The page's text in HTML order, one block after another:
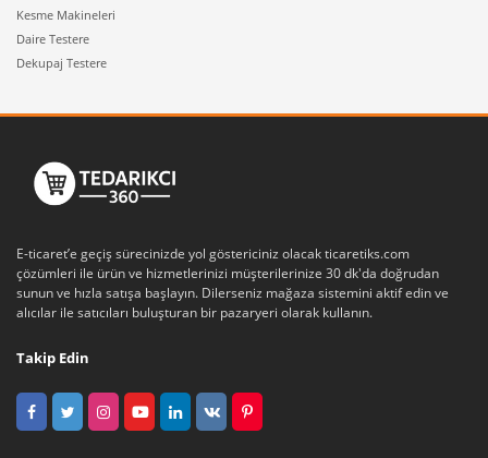
Kesme Makineleri
Daire Testere
Dekupaj Testere
E-ticaret’e geçiş sürecinizde yol göstericiniz olacak ticaretiks.com
çözümleri ile ürün ve hizmetlerinizi müşterilerinize 30 dk'da doğrudan
sunun ve hızla satışa başlayın. Dilerseniz mağaza sistemini aktif edin ve
alıcılar ile satıcıları buluşturan bir pazaryeri olarak kullanın.
Takip Edin